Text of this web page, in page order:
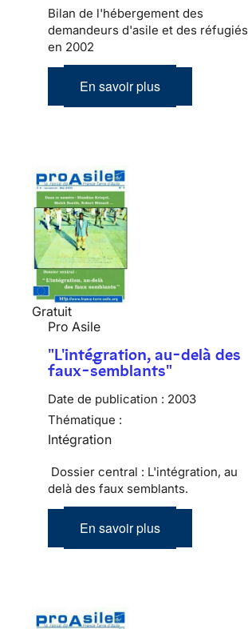
Bilan de l'hébergement des
demandeurs d'asile et des réfugiés
en 2002
En savoir plus
Gratuit
Pro Asile
"L'intégration, au-delà des
faux-semblants"
Date de publication : 2003
Thématique :
Intégration
Dossier central : L'intégration, au
delà des faux semblants.
En savoir plus